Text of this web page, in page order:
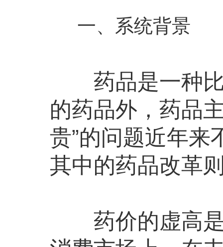
一、系统背景
药品是一种比
的药品外，药品
贵”的问题近年来
其中的药品改革
药价的虚高是